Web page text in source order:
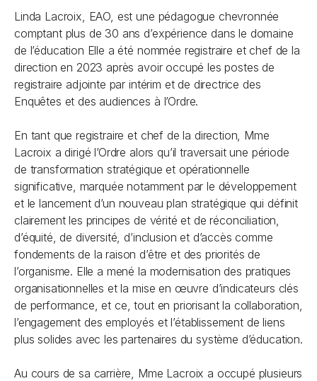
Linda Lacroix, EAO, est une pédagogue chevronnée
comptant plus de 30 ans d’expérience dans le domaine
de l’éducation Elle a été nommée registraire et chef de la
direction en 2023 après avoir occupé les postes de
registraire adjointe par intérim et de directrice des
Enquêtes et des audiences à l’Ordre.
En tant que registraire et chef de la direction, Mme
Lacroix a dirigé l’Ordre alors qu’il traversait une période
de transformation stratégique et opérationnelle
significative, marquée notamment par le développement
et le lancement d’un nouveau plan stratégique qui définit
clairement les principes de vérité et de réconciliation,
d’équité, de diversité, d’inclusion et d’accès comme
fondements de la raison d’être et des priorités de
l’organisme. Elle a mené la modernisation des pratiques
organisationnelles et la mise en œuvre d’indicateurs clés
de performance, et ce, tout en priorisant la collaboration,
l’engagement des employés et l’établissement de liens
plus solides avec les partenaires du système d’éducation.
Au cours de sa carrière, Mme Lacroix a occupé plusieurs